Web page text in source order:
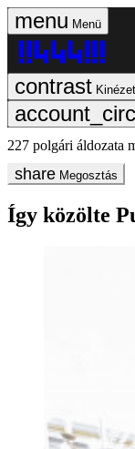
Menü
Kinézet
227 polgári áldozata
Megosztás
Így közölte